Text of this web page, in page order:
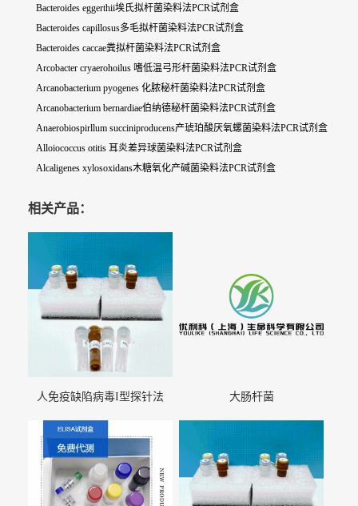
Bacteroides eggerthii埃氏拟杆菌染料法PCR试剂盒
Bacteroides capillosus多毛拟杆菌染料法PCR试剂盒
Bacteroides caccae粪拟杆菌染料法PCR试剂盒
Arcobacter cryaerohoilus 嗜低温弓形杆菌染料法PCR试剂盒
Arcanobacterium pyogenes 化脓秘杆菌染料法PCR试剂盒
Arcanobacterium bernardiae伯纳德秘杆菌染料法PCR试剂盒
Anaerobiospirllum succiniproducens产琥珀酸厌氧螺菌染料法PCR试剂盒
Alloiococcus otitis 耳炎差异球菌染料法PCR试剂盒
Alcaligenes xylosoxidans木糖氧化产碱菌染料法PCR试剂盒
相关产品：
人免疫缺陷病毒I型探针法
大肠杆菌